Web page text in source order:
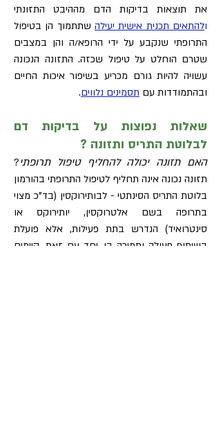
את תוצאות בדיקות הדם מההיבט התזונתי
ולהתאים תכנית אישית יעילה שתתמוך הן בטיפול
התרופתי שנקבע על ידי הרופא/ה והן במצבים
שטרם הוחלט על טיפול שכזה. התזונה הנכונה
עשויה להיות גורם מכריע בשיפור איכות החיים
ובהתמודדות עם תסמינים נלווים.
שאלות נפוצות על בדיקות דם
לבלוטת התריס ותזונה ?
האם תזונה יכולה להחליף טיפול תרופתי?
תזונה נכונה אינה תחליף לטיפול התרופתי בהורמון
בלוטת התריס הסינתטי - לבותירוקסין (בד"כ מצוי
בתרופה בשם אלטרוקסין, יותירוקס או
סינטרואיד) הנדרש בתת פעילות, אלא פועלת
בשיתוף פעולה ותמיכה בו. יחד עם זאת, קיימים